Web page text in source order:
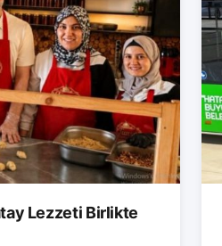
Lezzeti Birlikte